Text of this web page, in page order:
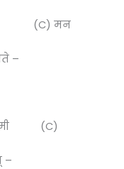
(C) मन
–
(C)
–